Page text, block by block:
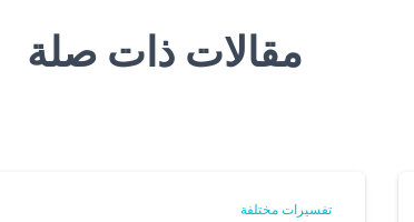
مقالات ذات صلة
تفسيرات مختلفة